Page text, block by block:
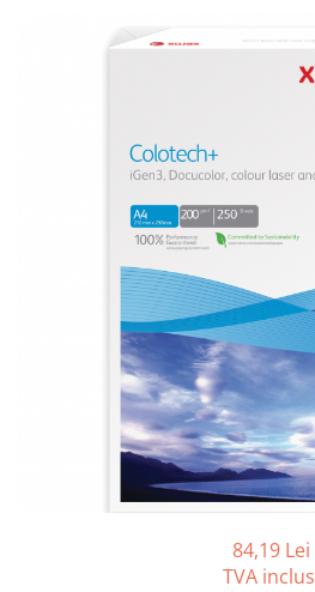
Notes adeziv si index adeziv
Plicuri personalizate
Tipizate autocopiative
Tipizate autocopiative
personalizate
Tipizate offset
Tipizate offset personalizate
Rezerva cub notes
Indigo si hartie carbon
84,19 Lei
TVA inclus